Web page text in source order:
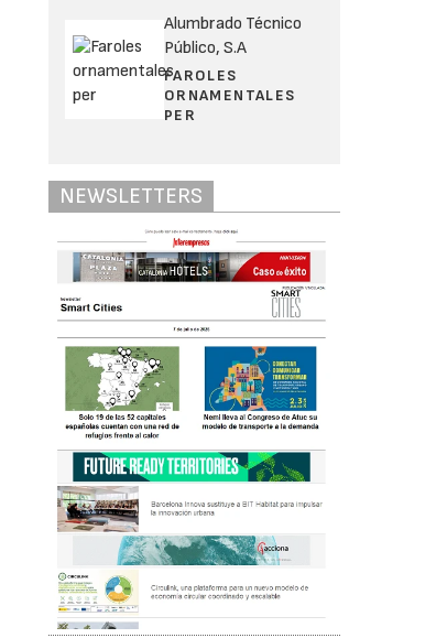
Alumbrado Técnico
Público, S.A
FAROLES
ORNAMENTALES
PER
NEWSLETTERS